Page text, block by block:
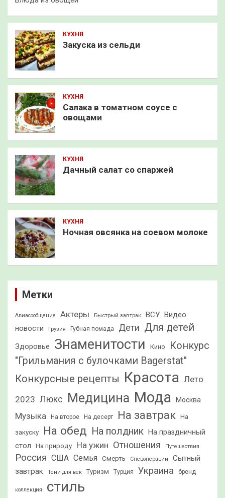
КУХНЯ
Закуска из сельди
КУХНЯ
Салака в томатном соусе с
овощами
КУХНЯ
Дачный салат со спаржей
КУХНЯ
Ночная овсянка на соевом молоке
Метки
Авиасообщение Актеры Быстрый завтрак ВСУ Видео
новости
Грузия Губная помада Дети Для детей
Здоровье Знаменитости Кино
Конкурс
"Грильмания с булочками Bagerstat"
Конкурсные рецепты Красота Лето
2023 Люкс Медицина Мода Москва
Музыка На второе На десерт На завтрак На
закуску На обед На полдник На праздничный
стол
На природу На ужин Отношения Путешествия
Россия США Семья Смерть Спецоперации
Сытный
завтрак
Тени для век Туризм Турция Украина бренд
коллекция стиль